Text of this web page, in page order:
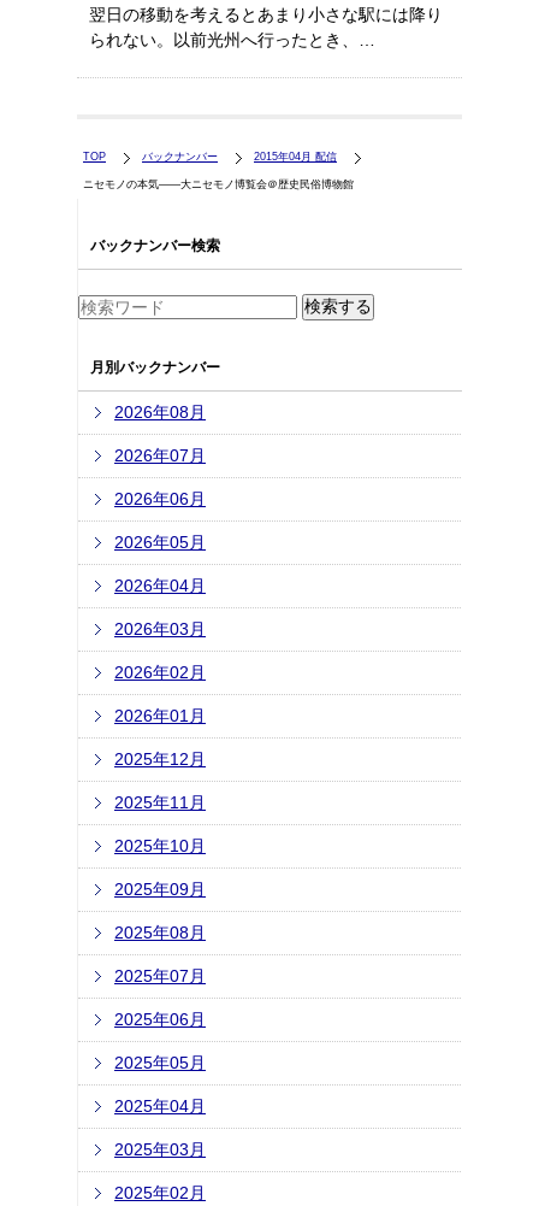
翌日の移動を考えるとあまり小さな駅には降り
られない。以前光州へ行ったとき、…
TOP バックナンバー 2015年04月 配信
ニセモノの本気――大ニセモノ博覧会＠歴史民俗博物館
バックナンバー検索
月別バックナンバー
2026年08月
2026年07月
2026年06月
2026年05月
2026年04月
2026年03月
2026年02月
2026年01月
2025年12月
2025年11月
2025年10月
2025年09月
2025年08月
2025年07月
2025年06月
2025年05月
2025年04月
2025年03月
2025年02月